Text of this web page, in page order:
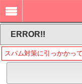
ERROR!!
スパム対策に引っかかって